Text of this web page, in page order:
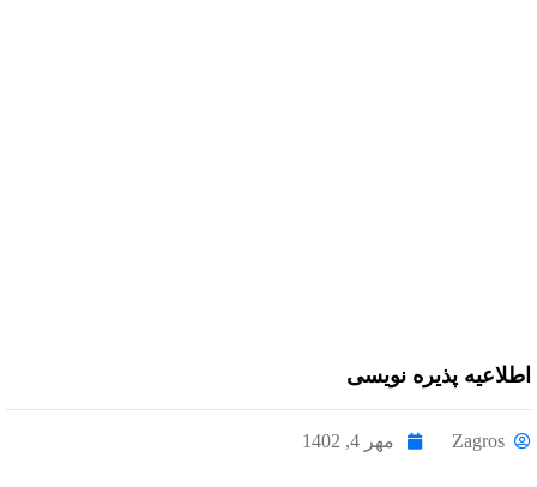
اطلاعیه پذیره نویسی
Zagros مهر 4, 1402